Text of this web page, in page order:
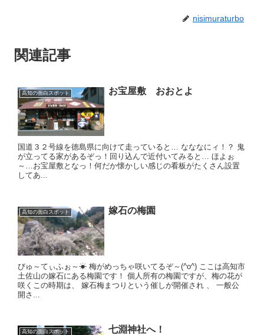
nisimuraturbo
関連記事
高知の面白スポット お宝屋敷 おおとよ
国道３２号線を徳島県に向けて走っていると… なななにィ！？ 鬼
が立ってる家があるぞっ！ ​ 回り込んで近付いてみると… ほよぉ
～…お宝屋敷となっ！ ​ 何だか懐かしい感じの看板がたくさん設置
してあ...
高知の面白スポット 嫁石の梅園
びゅ～てぃふぉ～☀ 梅がめっちゃ咲いてるぞ～(^o^) ここは高知市
土佐山の嫁石にある梅園です！ 個人所有の梅園ですが、梅の花が
咲くこの時期は、 嫁石梅まつりという催しが開催され 、 一般公
開さ...
高知の面白スポット 七淵神社へ！